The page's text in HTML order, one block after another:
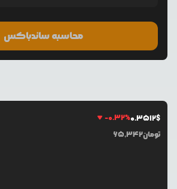
محاسبه ساندباکس
-0.32%0.3512$
65,342تومان